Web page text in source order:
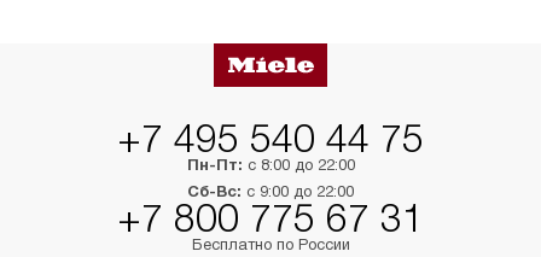
+7 495 540 44 75
Пн-Пт: с 8:00 до 22:00
Сб-Вс: с 9:00 до 22:00
+7 800 775 67 31
Бесплатно по России